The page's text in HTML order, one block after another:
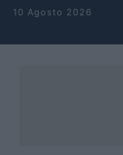
Salta al contenuto
10 Agosto 2026